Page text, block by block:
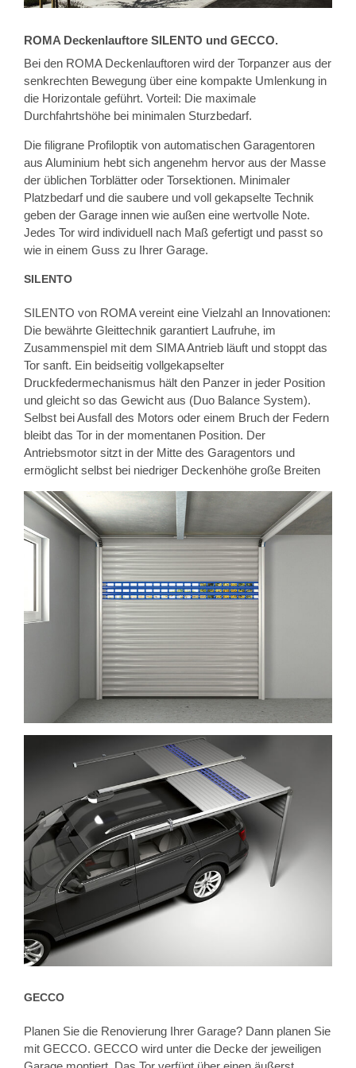
ROMA Deckenlauftore SILENTO und GECCO.
Bei den ROMA Deckenlauftoren wird der Torpanzer aus der
senkrechten Bewegung über eine kompakte Umlenkung in
die Horizontale geführt. Vorteil: Die maximale
Durchfahrtshöhe bei minimalen Sturzbedarf.
Die filigrane Profiloptik von automatischen Garagentoren
aus Aluminium hebt sich angenehm hervor aus der Masse
der üblichen Torblätter oder Torsektionen. Minimaler
Platzbedarf und die saubere und voll gekapselte Technik
geben der Garage innen wie außen eine wertvolle Note.
Jedes Tor wird individuell nach Maß gefertigt und passt so
wie in einem Guss zu Ihrer Garage.
SILENTO
SILENTO von ROMA vereint eine Vielzahl an Innovationen:
Die bewährte Gleittechnik garantiert Laufruhe, im
Zusammenspiel mit dem SIMA Antrieb läuft und stoppt das
Tor sanft. Ein beidseitig vollgekapselter
Druckfedermechanismus hält den Panzer in jeder Position
und gleicht so das Gewicht aus (Duo Balance System).
Selbst bei Ausfall des Motors oder einem Bruch der Federn
bleibt das Tor in der momentanen Position. Der
Antriebsmotor sitzt in der Mitte des Garagentors und
ermöglicht selbst bei niedriger Deckenhöhe große Breiten
GECCO
Planen Sie die Renovierung Ihrer Garage? Dann planen Sie
mit GECCO. GECCO wird unter die Decke der jeweiligen